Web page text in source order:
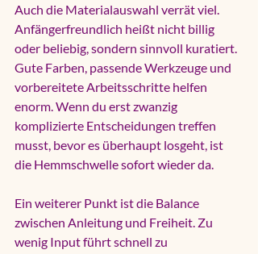
Auch die Materialauswahl verrät viel.
Anfängerfreundlich heißt nicht billig
oder beliebig, sondern sinnvoll kuratiert.
Gute Farben, passende Werkzeuge und
vorbereitete Arbeitsschritte helfen
enorm. Wenn du erst zwanzig
komplizierte Entscheidungen treffen
musst, bevor es überhaupt losgeht, ist
die Hemmschwelle sofort wieder da.
Ein weiterer Punkt ist die Balance
zwischen Anleitung und Freiheit. Zu
wenig Input führt schnell zu